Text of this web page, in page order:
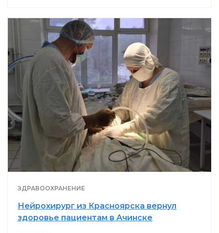
ЗДРАВООХРАНЕНИЕ
Нейрохирург из Красноярска вернул
здоровье пациентам в Ачинске